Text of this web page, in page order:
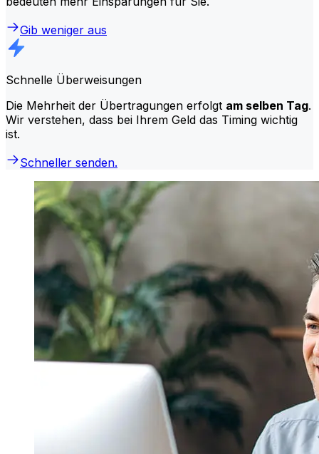
Gib weniger aus
Schnelle Überweisungen
Die Mehrheit der Übertragungen erfolgt am selben Tag.
Wir verstehen, dass bei Ihrem Geld das Timing wichtig
ist.
Schneller senden.